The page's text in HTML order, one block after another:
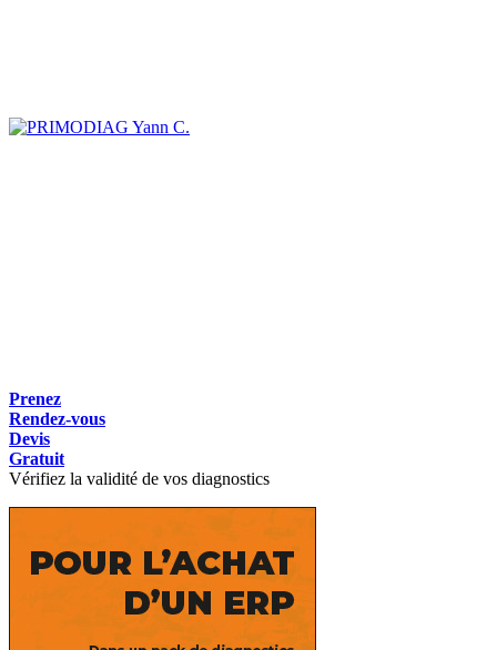
Yann C.
Prenez
Rendez-vous
Devis
Gratuit
Vérifiez la validité de vos diagnostics